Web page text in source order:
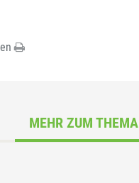
MEHR ZUM THEMA